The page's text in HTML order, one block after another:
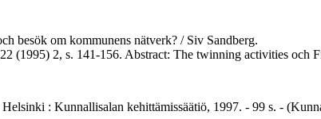
besök om kommunens nätverk? / Siv Sandberg.
(1995) 2, s. 141-156. Abstract: The twinning activities och
: Kunnallisalan kehittämissäätiö, 1997. - 99 s. -